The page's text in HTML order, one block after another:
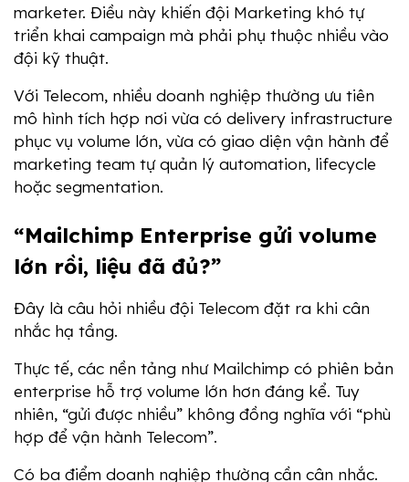
marketer. Điều này khiến đội Marketing khó tự
triển khai campaign mà phải phụ thuộc nhiều vào
đội kỹ thuật.
Với Telecom, nhiều doanh nghiệp thường ưu tiên
mô hình tích hợp nơi vừa có delivery infrastructure
phục vụ volume lớn, vừa có giao diện vận hành để
marketing team tự quản lý automation, lifecycle
hoặc segmentation.
“Mailchimp Enterprise gửi volume
lớn rồi, liệu đã đủ?”
Đây là câu hỏi nhiều đội Telecom đặt ra khi cân
nhắc hạ tầng.
Thực tế, các nền tảng như Mailchimp có phiên bản
enterprise hỗ trợ volume lớn hơn đáng kể. Tuy
nhiên, “gửi được nhiều” không đồng nghĩa với “phù
hợp để vận hành Telecom”.
Có ba điểm doanh nghiệp thường cần cân nhắc.